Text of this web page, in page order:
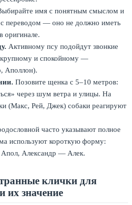
имя с понятным смыслом и
с переводом — оно не должно иметь
оригинале.
Активному псу подойдут звонкие
и спокойному —
Аполлон).
Позовите щенка с 5–10 метров:
через шум ветра и улицы. На
(Макс, Рей, Джек) собаки реагируют
часто указывают полное
используют короткую форму:
Александр — Алек.
клички для
их значение